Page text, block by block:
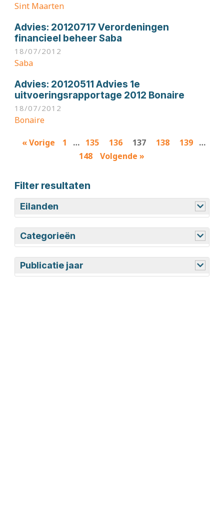
Sint Maarten
Advies: 20120717 Verordeningen
financieel beheer Saba
18/07/2012
Saba
Advies: 20120511 Advies 1e
uitvoeringsrapportage 2012 Bonaire
18/07/2012
Bonaire
Results
navigation
« Vorige 1 … 135 136 137 138 139 …
148
Volgende »
Filter resultaten
Eilanden
Aruba
Bonaire
Curaçao
Saba
Sint Eustatius
Sint Maarten
Categorieën
Adviezen
Begrotingsstukken
Persberichten
Rapportages
Wetgeving
Publicatie jaar